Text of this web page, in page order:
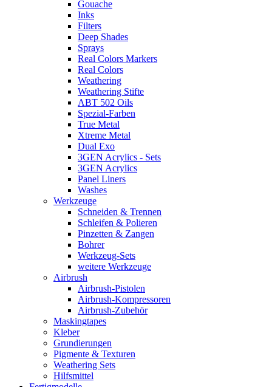
Gouache
Inks
Filters
Deep Shades
Sprays
Real Colors Markers
Real Colors
Weathering
Weathering Stifte
ABT 502 Oils
Spezial-Farben
True Metal
Xtreme Metal
Dual Exo
3GEN Acrylics - Sets
3GEN Acrylics
Panel Liners
Washes
Werkzeuge
Schneiden & Trennen
Schleifen & Polieren
Pinzetten & Zangen
Bohrer
Werkzeug-Sets
weitere Werkzeuge
Airbrush
Airbrush-Pistolen
Airbrush-Kompressoren
Airbrush-Zubehör
Maskingtapes
Kleber
Grundierungen
Pigmente & Texturen
Weathering Sets
Hilfsmittel